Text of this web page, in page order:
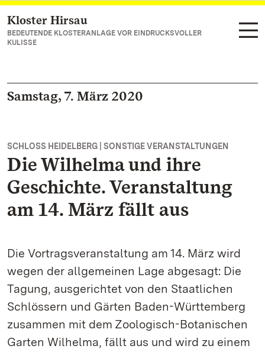
Zum Hauptinhalt springen
Kloster Hirsau
BEDEUTENDE KLOSTERANLAGE VOR EINDRUCKSVOLLER
KULISSE
Samstag, 7. März 2020
SCHLOSS HEIDELBERG | SONSTIGE VERANSTALTUNGEN
Die Wilhelma und ihre
Geschichte. Veranstaltung
am 14. März fällt aus
Die Vortragsveranstaltung am 14. März wird
wegen der allgemeinen Lage abgesagt: Die
Tagung, ausgerichtet von den Staatlichen
Schlössern und Gärten Baden-Württemberg
zusammen mit dem Zoologisch-Botanischen
Garten Wilhelma, fällt aus und wird zu einem